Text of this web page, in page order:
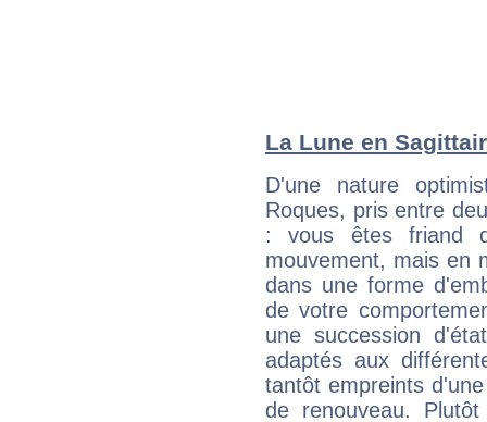
La Lune en
D'une nature
Roques, pris entre
: vous êtes friand
mouvement, mais en
dans une forme
de votre
une succession
adaptés aux
tantôt empreints
de renouveau.